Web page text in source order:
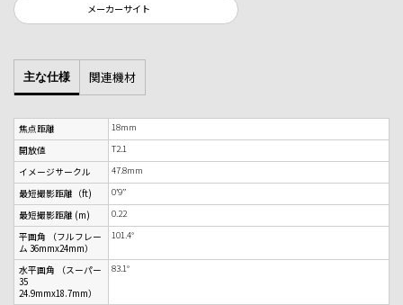
メーカーサイト
主な仕様 関連機材
焦点距離
18mm
開放値
T2.1
イメージサークル
47.8mm
最短撮影距離（ft)
0’9”
最短撮影距離 (m)
0.22
平画角 （フルフレー
ム 36mmx24mm）
101.4°
水平画角 （スーパー
35
24.9mmx18.7mm）
83.1°